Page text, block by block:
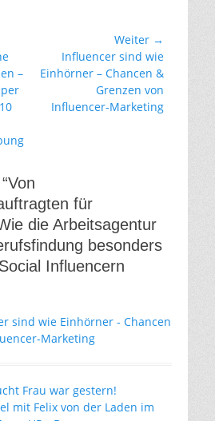
–
Weiter →
Nächster
Beitrag:
Influencer sind wie
Einhörner – Chancen &
Grenzen von
Influencer-Marketing
für
die Arbeitsagentur
besonders
Influencern
sind wie Einhörner - Chancen
Marketing
Frau war gestern!
mit Felix von der Laden im